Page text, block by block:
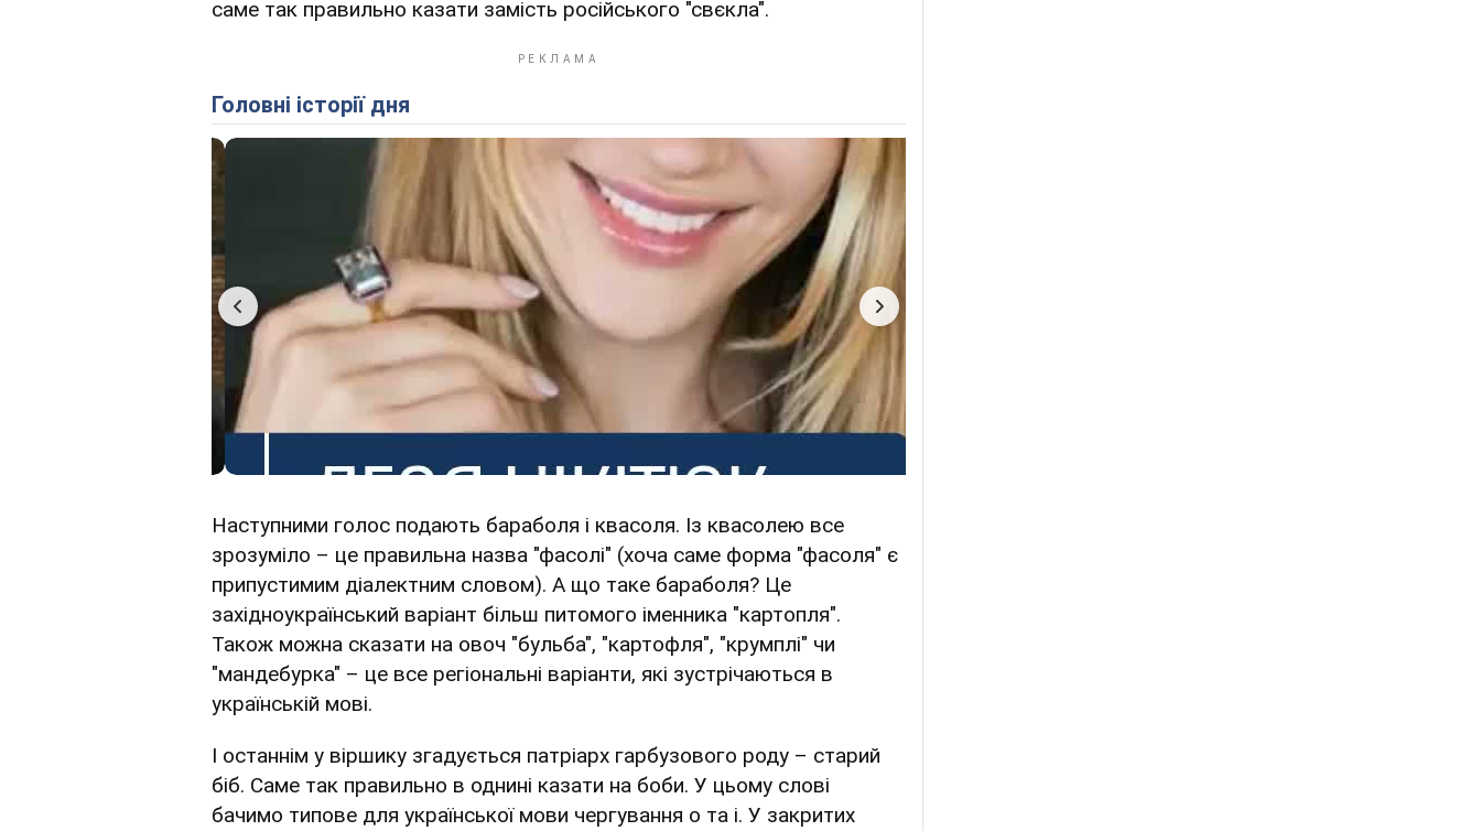
саме так правильно казати замість російського "свєкла".
Головні історії дня
Наступними голос подають бараболя і квасоля. Із квасолею все
зрозуміло – це правильна назва "фасолі" (хоча саме форма "фасоля" є
припустимим діалектним словом). А що таке бараболя? Це
західноукраїнський варіант більш питомого іменника "картопля".
Також можна сказати на овоч "бульба", "картофля", "крумплі" чи
"мандебурка" – це все регіональні варіанти, які зустрічаються в
українській мові.
І останнім у віршику згадується патріарх гарбузового роду – старий
біб. Саме так правильно в однині казати на боби. У цьому слові
бачимо типове для української мови чергування о та і. У закритих